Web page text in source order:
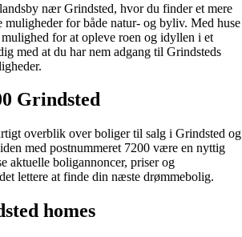
nær Grindsted, hvor du finder et mere
for både natur- og byliv. Med huse
for at opleve roen og idyllen i et
med at du har nem adgang til Grindsteds
Grindsted
overblik over boliger til salg i Grindsted og
med postnummeret 7200 være en nyttig
aktuelle boligannoncer, priser og
lettere at finde din næste drømmebolig.
homes